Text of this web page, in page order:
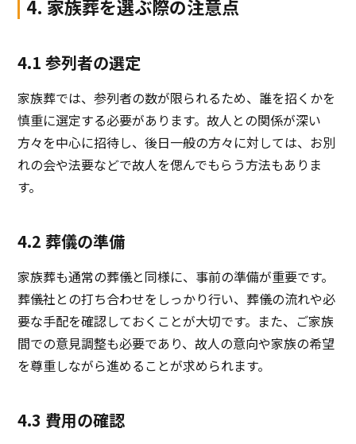
4. 家族葬を選ぶ際の注意点
4.1 参列者の選定
家族葬では、参列者の数が限られるため、誰を招くかを
慎重に選定する必要があります。故人との関係が深い
方々を中心に招待し、後日一般の方々に対しては、お別
れの会や法要などで故人を偲んでもらう方法もありま
す。
4.2 葬儀の準備
家族葬も通常の葬儀と同様に、事前の準備が重要です。
葬儀社との打ち合わせをしっかり行い、葬儀の流れや必
要な手配を確認しておくことが大切です。また、ご家族
間での意見調整も必要であり、故人の意向や家族の希望
を尊重しながら進めることが求められます。
4.3 費用の確認